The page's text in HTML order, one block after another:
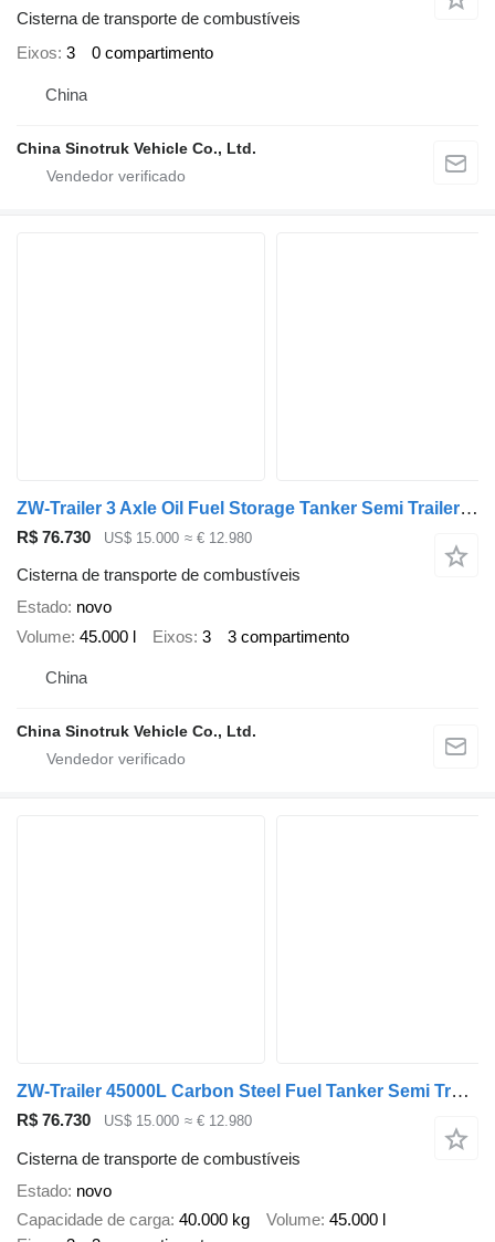
Cisterna de transporte de combustíveis
Eixos 3 0 compartimento
China
China Sinotruk Vehicle Co., Ltd.
ZW-Trailer 3 Axle Oil Fuel Storage Tanker Semi Trailer for Ghana
R$ 76.730 US$ 15.000 ≈ € 12.980
Cisterna de transporte de combustíveis
Estado novo
Volume 45.000 l Eixos 3 3 compartimento
China
China Sinotruk Vehicle Co., Ltd.
ZW-Trailer 45000L Carbon Steel Fuel Tanker Semi Trailer for Tanzania
R$ 76.730 US$ 15.000 ≈ € 12.980
Cisterna de transporte de combustíveis
Estado novo
Capacidade de carga 40.000 kg Volume 45.000 l